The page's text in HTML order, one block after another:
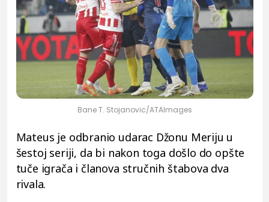
Bane T. Stojanovic/ATAImages
Mateus je odbranio udarac Džonu Meriju u
šestoj seriji, da bi nakon toga došlo do opšte
tuče igrača i članova stručnih štabova dva
rivala.